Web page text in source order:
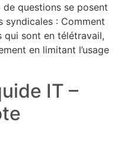
questions se posent
syndicales : Comment
qui sont en télétravail,
en limitant l’usage
IT –